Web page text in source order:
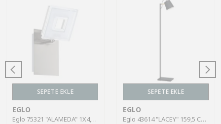
SEPETE EKLE
EGLO
Eglo 75321 "ALAMEDA" 1X4,5W Çelik Nikel Mat Sıva Üstü Spot
SEPETE EKLE
EGLO
Eglo 43614 "LACEY" 159,5 Cm Yüksekliğinde Çelik, Ahşap Köşe Lambası Lambader